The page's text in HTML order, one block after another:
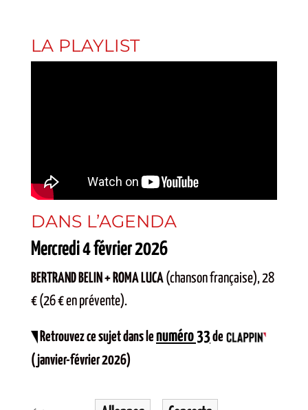
LA PLAYLIST
DANS L’AGENDA
Mercredi 4 février 2026
BERTRAND BELIN + ROMA LUCA (chanson française), 28
€ (26 € en prévente).
Retrouvez ce sujet dans lenuméro 33de
(janvier-février 2026)